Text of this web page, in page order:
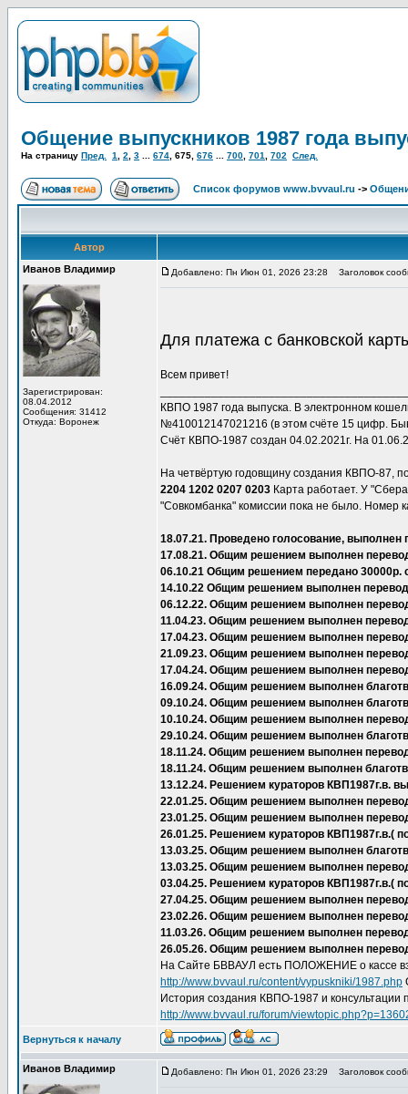
Общение выпускников 1987 года
На страницу Пред. 1 2 3 674 675 676 700 701 702 След.
Список форумов www.bvvaul.ru ->
Автор
Иванов Владимир
Зарегистрирован:
08.04.2012
Сообщения: 31412
Откуда: Воронеж
Добавлено: Пн Июн 01, 2026 23:28 Заголовок
Для платежа с банковской
Всем привет!
КВПО 1987 года выпуска. В электронном
№410012147021216 (в этом счёте 15 цифр.
Счёт КВПО-1987 создан 04.02.2021г. На
На четвёртую годовщину создания КВПО-87,
2204 1202 0207 0203 Карта работает. У
"Совкомбанка" комиссии пока не было. Номер
18.07.21. Проведено голосование,
17.08.21. Общим решением выполнен
06.10.21 Общим решением передано 30000р.
14.10.22 Общим решением выполнен
06.12.22. Общим решением выполнен
11.04.23. Общим решением выполнен
17.04.23. Общим решением выполнен
21.09.23. Общим решением выполнен
17.04.24. Общим решением выполнен
16.09.24. Общим решением выполнен
09.10.24. Общим решением выполнен
10.10.24. Общим решением выполнен
29.10.24. Общим решением выполнен
18.11.24. Общим решением выполнен
18.11.24. Общим решением выполнен
13.12.24. Решением кураторов КВП1987г.в.
22.01.25. Общим решением выполнен
23.01.25. Общим решением выполнен
26.01.25. Решением кураторов КВП1987г.в.(
13.03.25. Общим решением выполнен
13.03.25. Общим решением выполнен
03.04.25. Решением кураторов КВП1987г.в.(
27.04.25. Общим решением выполнен
23.02.26. Общим решением выполнен
11.03.26. Общим решением выполнен
26.05.26. Общим решением выполнен
На Сайте БВВАУЛ есть ПОЛОЖЕНИЕ о кассе
http://www.bvvaul.ru/content/vypuskniki/1987.php
История создания КВПО-1987 и консультации
http://www.bvvaul.ru/forum/
Вернуться к началу
Иванов Владимир Добавлено: Пн Июн 01, 2026 23:29 Заголовок